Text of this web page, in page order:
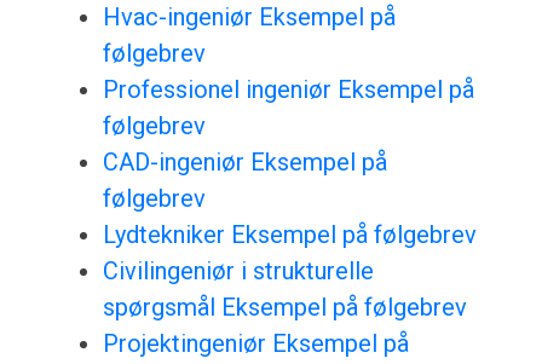
Hvac-ingeniør Eksempel på
følgebrev
Professionel ingeniør Eksempel på
følgebrev
CAD-ingeniør Eksempel på
følgebrev
Lydtekniker Eksempel på følgebrev
Civilingeniør i strukturelle
spørgsmål Eksempel på følgebrev
Projektingeniør Eksempel på